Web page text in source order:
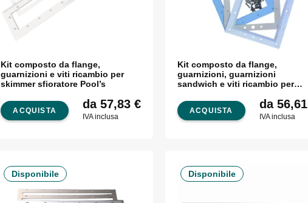
Kit composto da flange,
guarnizioni e viti ricambio per
skimmer sfioratore Pool’s
ACQUISTA da 57,83 €
IVA inclusa
Kit composto da flange,
guarnizioni, guarnizioni
sandwich e viti ricambio per
ACQUISTA da 56,61
IVA inclusa
Disponibile Disponibile